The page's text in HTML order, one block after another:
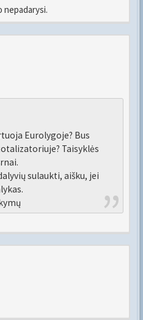
nepadarysi.
Eurolygoje? Bus
Taisyklės
sulaukti, aišku, jei